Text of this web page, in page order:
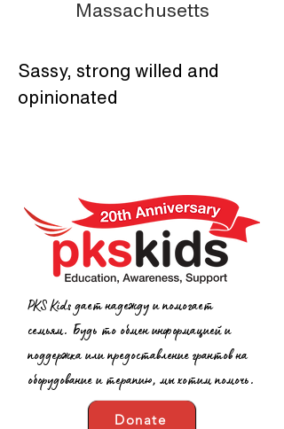
Massachusetts
Sassy, strong willed and
opinionated
PKS Kids дает надежду и помогает
семьям. Будь то обмен информацией и
поддержка или предоставление грантов на
оборудование и терапию, мы хотим помочь.
Donate